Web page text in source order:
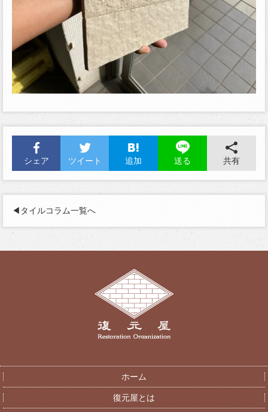
シェア ツイート 追加 送る 共有
◀︎タイルコラム一覧へ
ホーム
復元屋とは